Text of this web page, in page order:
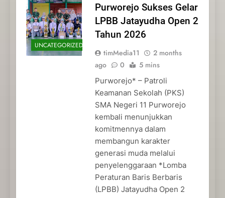
UNCATEGORIZED
Purworejo Sukses Gelar
LPBB Jatayudha Open 2
Tahun 2026
timMedia11
2 months
ago
0 5 mins
Purworejo* – Patroli
Keamanan Sekolah (PKS)
SMA Negeri 11 Purworejo
kembali menunjukkan
komitmennya dalam
membangun karakter
generasi muda melalui
penyelenggaraan *Lomba
Peraturan Baris Berbaris
(LPBB) Jatayudha Open 2